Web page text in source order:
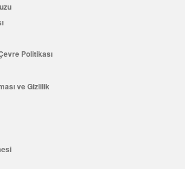
Politikası
ve Gizlilik